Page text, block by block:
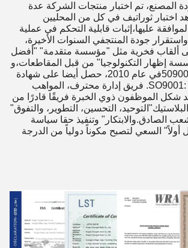
المصنع، تم اختبار منتجات الشركة عدة
اختبار ثوراتيف في كل من المحليين
عليها،إثبات قابلية التحكم في عملية
جودة المنتجفي السنوات الأخيرة،
ألقاب فخرية مثل "مؤسسة متقدمة" "أفضل
إظهار التكنولوجيا" من قبل المقاطعات،و
قد اجتازت بنجاح 509002في عام 2010، حصل أيضا على شهادة
نظام الجودة SO9001: 2008. فريق إدارة محترف، المواهب
شكل الموظفون ذوي الخبرة فريقًا قادرًا من
التحسين، التطوير، والتفوق"
الصادق.والابتكار" وتنفيذ حقا سياسة
أولاً" السعي لتصبح مكوناً دولياً من الدرجة